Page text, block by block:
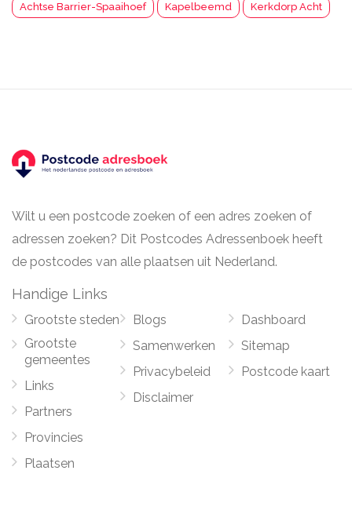
Achtse Barrier-Spaaihoef Kapelbeemd Kerkdorp Acht
Wilt u een postcode zoeken of een adres zoeken of
adressen zoeken? Dit Postcodes Adressenboek heeft
de postcodes van alle plaatsen uit Nederland.
Handige Links
Grootste steden
Grootste
gemeentes
Links
Partners
Provincies
Plaatsen
Blogs
Samenwerken
Privacybeleid
Disclaimer
Dashboard
Sitemap
Postcode kaart